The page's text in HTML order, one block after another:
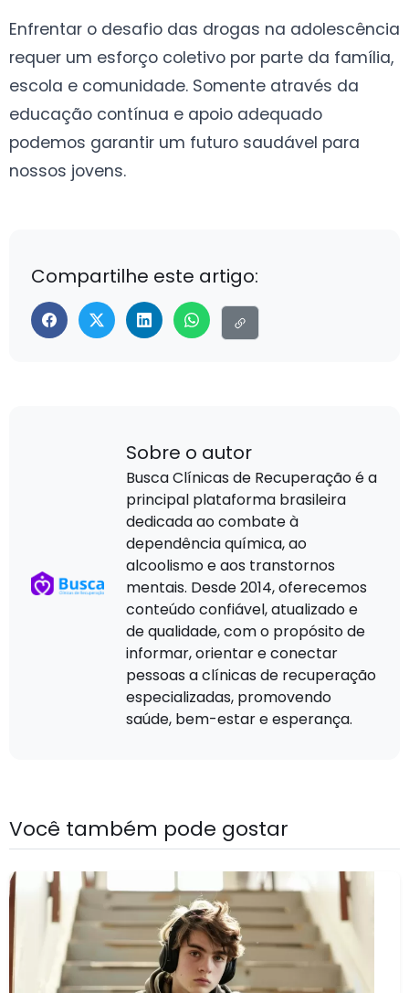
Enfrentar o desafio das drogas na adolescência
requer um esforço coletivo por parte da família,
escola e comunidade. Somente através da
educação contínua e apoio adequado
podemos garantir um futuro saudável para
nossos jovens.
Compartilhe este artigo:
Sobre o autor
Busca Clínicas de Recuperação é a
principal plataforma brasileira
dedicada ao combate à
dependência química, ao
alcoolismo e aos transtornos
mentais. Desde 2014, oferecemos
conteúdo confiável, atualizado e
de qualidade, com o propósito de
informar, orientar e conectar
pessoas a clínicas de recuperação
especializadas, promovendo
saúde, bem-estar e esperança.
Você também pode gostar